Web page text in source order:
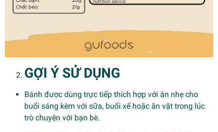
GỢI Ý SỬ DỤNG
Bánh được dùng trực tiếp thích hợp với ăn nhẹ cho
buổi sáng kèm với sữa, buổi xế hoặc ăn vặt trong lúc
trò chuyện với bạn bè.